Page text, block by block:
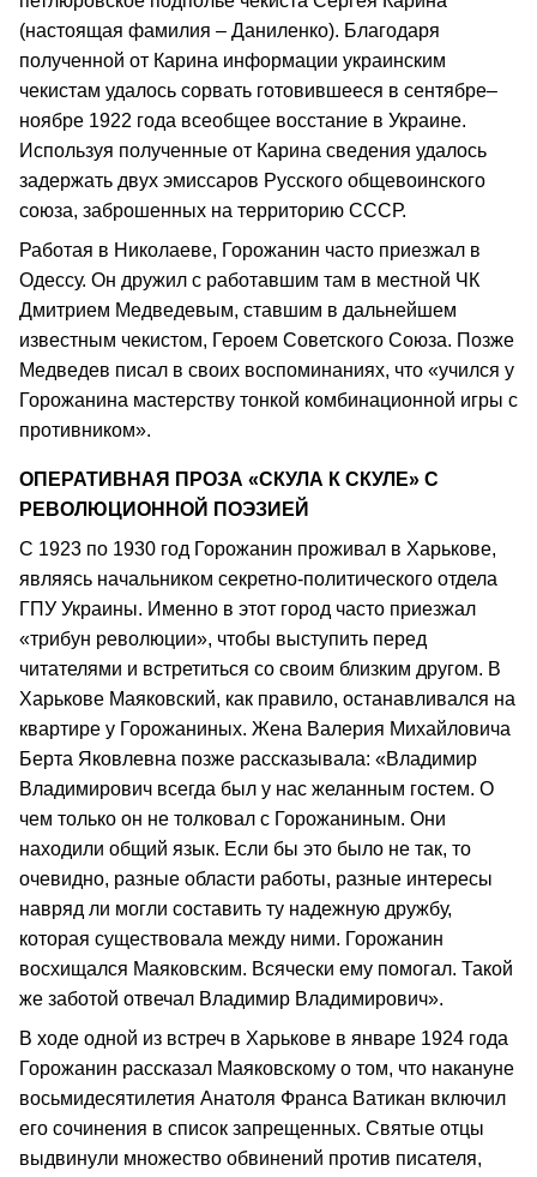
(настоящая фамилия – Даниленко). Благодаря
полученной от Карина информации украинским
чекистам удалось сорвать готовившееся в сентябре–
ноябре 1922 года всеобщее восстание в Украине.
Используя полученные от Карина сведения удалось
задержать двух эмиссаров Русского общевоинского
союза, заброшенных на территорию СССР.
Работая в Николаеве, Горожанин часто приезжал в
Одессу. Он дружил с работавшим там в местной ЧК
Дмитрием Медведевым, ставшим в дальнейшем
известным чекистом, Героем Советского Союза. Позже
Медведев писал в своих воспоминаниях, что «учился у
Горожанина мастерству тонкой комбинационной игры с
противником».
ОПЕРАТИВНАЯ ПРОЗА «СКУЛА К СКУЛЕ» С
РЕВОЛЮЦИОННОЙ ПОЭЗИЕЙ
С 1923 по 1930 год Горожанин проживал в Харькове,
являясь начальником секретно-политического отдела
ГПУ Украины. Именно в этот город часто приезжал
«трибун революции», чтобы выступить перед
читателями и встретиться со своим близким другом. В
Харькове Маяковский, как правило, останавливался на
квартире у Горожаниных. Жена Валерия Михайловича
Берта Яковлевна позже рассказывала: «Владимир
Владимирович всегда был у нас желанным гостем. О
чем только он не толковал с Горожаниным. Они
находили общий язык. Если бы это было не так, то
очевидно, разные области работы, разные интересы
навряд ли могли составить ту надежную дружбу,
которая существовала между ними. Горожанин
восхищался Маяковским. Всячески ему помогал. Такой
же заботой отвечал Владимир Владимирович».
В ходе одной из встреч в Харькове в январе 1924 года
Горожанин рассказал Маяковскому о том, что накануне
восьмидесятилетия Анатоля Франса Ватикан включил
его сочинения в список запрещенных. Святые отцы
выдвинули множество обвинений против писателя,